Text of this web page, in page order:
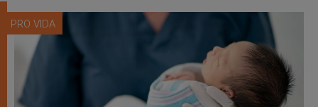
PRO VIDA